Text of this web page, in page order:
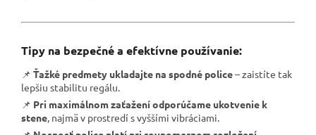
Tipy na bezpečné a efektívne používanie:
📌 Ťažké predmety ukladajte na spodné police– zaistíte tak
lepšiu stabilitu regálu.
📌 Pri maximálnom zaťažení odporúčame ukotvenie k
stene , najmä v prostredí s vyššími vibráciami.